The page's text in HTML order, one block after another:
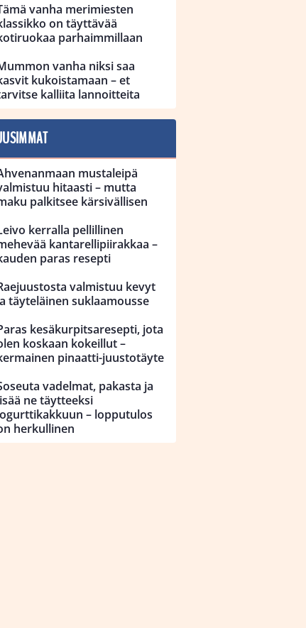
vanha merimiesten
on täyttävää
parhaimmillaan
vanha niksi saa
kukoistamaan – et
kalliita lannoitteita
mustaleipä
hitaasti – mutta
palkitsee kärsivällisen
kerralla pellillinen
kantarellipiirakkaa –
paras resepti
valmistuu kevyt
täyteläinen suklaamousse
kesäkurpitsaresepti, jota
koskaan kokeillut –
pinaatti-juustotäyte
vadelmat, pakasta ja
ne täytteeksi
– lopputulos
herkullinen